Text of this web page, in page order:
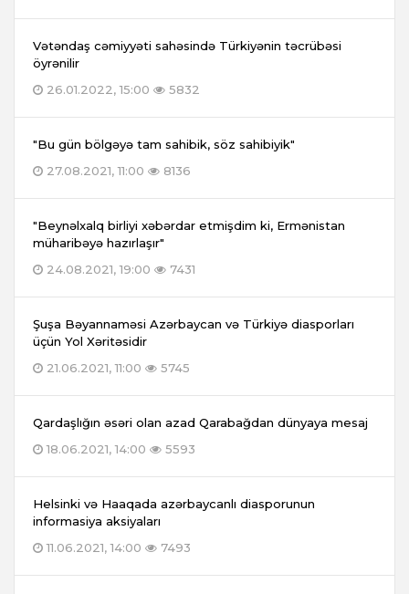
Vətəndaş cəmiyyəti sahəsində Türkiyənin təcrübəsi
öyrənilir
26.01.2022, 15:00
5832
"Bu gün bölgəyə tam sahibik, söz sahibiyik"
27.08.2021, 11:00
8136
"Beynəlxalq birliyi xəbərdar etmişdim ki, Ermənistan
müharibəyə hazırlaşır"
24.08.2021, 19:00
7431
Şuşa Bəyannaməsi Azərbaycan və Türkiyə diasporları
üçün Yol Xəritəsidir
21.06.2021, 11:00
5745
Qardaşlığın əsəri olan azad Qarabağdan dünyaya mesaj
18.06.2021, 14:00
5593
Helsinki və Haaqada azərbaycanlı diasporunun
informasiya aksiyaları
11.06.2021, 14:00
7493